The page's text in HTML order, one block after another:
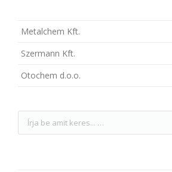
Metalchem Kft.
Szermann Kft.
Otochem d.o.o.